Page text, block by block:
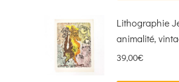
Lithographie
animalité,
39,00€